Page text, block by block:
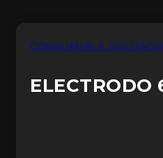
CONSUMIBLE
ELECTRODO